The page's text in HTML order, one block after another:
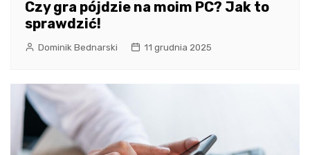
Czy gra pójdzie na moim PC? Jak to
sprawdzić!
Dominik Bednarski 11 grudnia 2025